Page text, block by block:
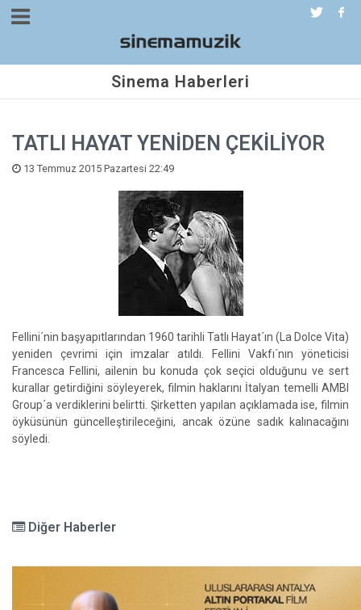
Sinema Haberleri
TATLI HAYAT YENİDEN ÇEKİLİYOR
13 Temmuz 2015 Pazartesi 22:49
Fellini´nin başyapıtlarından 1960 tarihli Tatlı Hayat´ın (La Dolce Vita)
yeniden çevrimi için imzalar atıldı. Fellini Vakfı´nın yöneticisi
Francesca Fellini, ailenin bu konuda çok seçici olduğunu ve sert
kurallar getirdiğini söyleyerek, filmin haklarını İtalyan temelli AMBI
Group´a verdiklerini belirtti. Şirketten yapılan açıklamada ise, filmin
öyküsünün güncelleştirileceğini, ancak özüne sadık kalınacağını
söyledi.
Diğer Haberler